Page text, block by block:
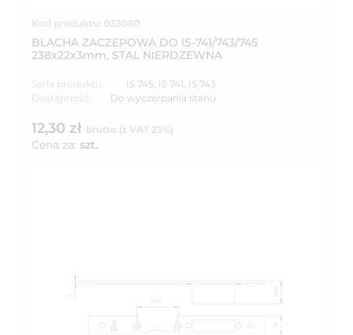
Kod produktu: 033080
BLACHA ZACZEPOWA DO IS-741/743/745
238x22x3mm, STAL NIERDZEWNA
Seria produktu: IS 745, IS 741, IS 743
Dostępność:
Do wyczerpania stanu
12,30 zł brutto (z VAT 23%)
Cena za: szt.